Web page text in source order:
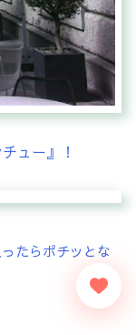
ュー』！